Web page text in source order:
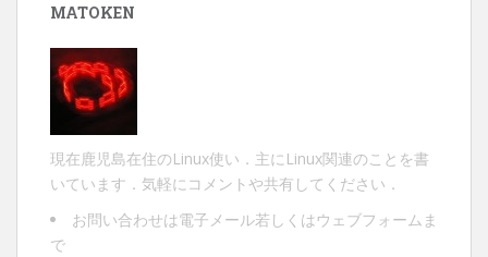
MATOKEN
現在鹿児島在住のLinux使い．主にLinux関連のことを書
いています．気軽にコメントや共有してください．
お問い合わせは電子メール若しくは ウェブフォーム ま
で